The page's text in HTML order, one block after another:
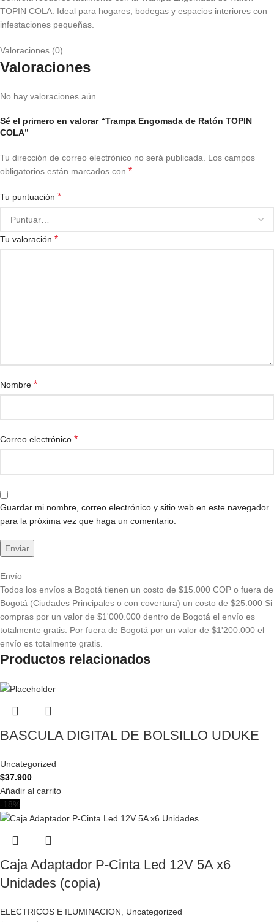
TOPIN COLA. Ideal para hogares, bodegas y espacios interiores con
infestaciones pequeñas.
Valoraciones (0)
Valoraciones
No hay valoraciones aún.
Sé el primero en valorar “Trampa Engomada de Ratón TOPIN
COLA”
Tu dirección de correo electrónico no será publicada. Los campos
obligatorios están marcados con *
Tu puntuación *
Tu valoración *
Nombre *
Correo electrónico *
Guardar mi nombre, correo electrónico y sitio web en este navegador
para la próxima vez que haga un comentario.
Envío
Todos los envíos a Bogotá tienen un costo de $15.000 COP o fuera de
Bogotá (Ciudades Principales o con covertura) un costo de $25.000 Si
compras por un valor de $1'000.000 dentro de Bogotá el envío es
totalmente gratis. Por fuera de Bogotá por un valor de $1'200.000 el
envío es totalmente gratis.
Productos relacionados
BASCULA DIGITAL DE BOLSILLO UDUKE
Uncategorized
$37.900
Añadir al carrito
-18%
Caja Adaptador P-Cinta Led 12V 5A x6
Unidades (copia)
ELECTRICOS E ILUMINACION Uncategorized